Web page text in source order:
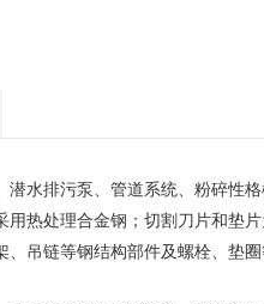
水排污泵、管道系统、粉碎性格
热处理合金钢；切割刀片和垫
吊链等钢结构部件及螺栓、垫